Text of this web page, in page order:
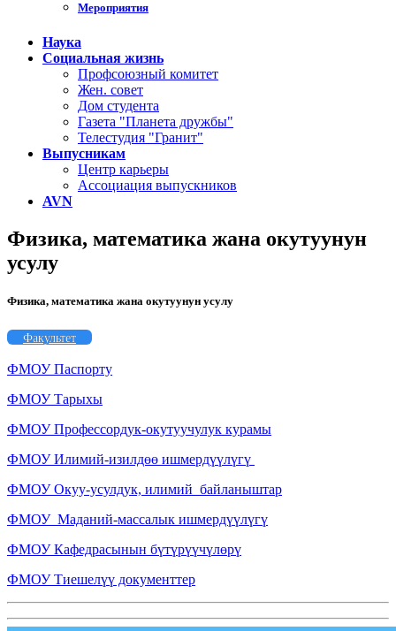
Мероприятия
Наука
Социальная жизнь
Профсоюзный комитет
Жен. совет
Дом студента
Газета "Планета дружбы"
Телестудия "Гранит"
Выпусникам
Центр карьеры
Ассоциация выпускников
AVN
Физика, математика жана окутуунун
усулу
Физика, математика жана окутуунун усулу
Факультет
ФМОУ Паспорту
ФМОУ Тарыхы
ФМОУ Профессордук-окутуучулук курамы
ФМОУ Илимий-изилдөө ишмердүүлүгү
ФМОУ Окуу-усулдук, илимий байланыштар
ФМОУ Маданий-массалык ишмердүүлүгү
ФМОУ Кафедрасынын бүтүрүүчүлөрү
ФМОУ Тиешелүү документтер